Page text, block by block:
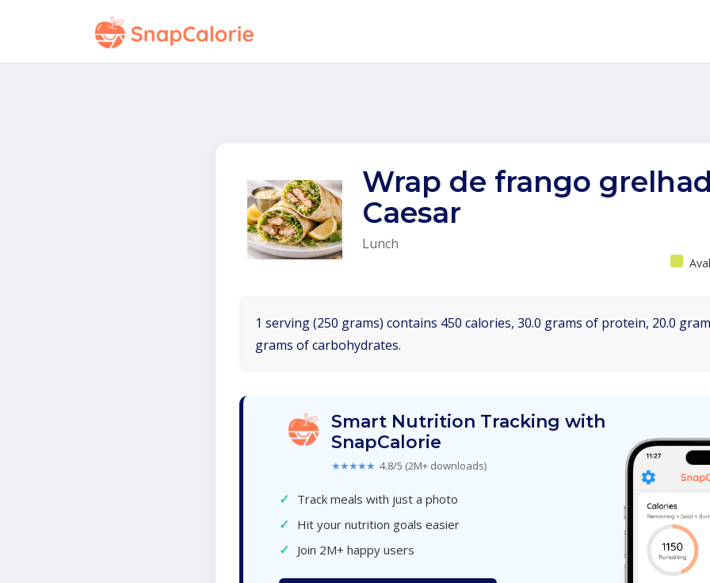
Wrap de frango
Caesar
Lunch
1 serving (250 grams) contains 450 calories, 30.0 grams of protein, 20.0
grams of carbohydrates.
Smart Nutrition Tracking with
SnapCalorie
★★★★★ 4.8/5 (2M+ downloads)
✓ Track meals with just a photo
✓ Hit your nutrition goals easier
✓ Join 2M+ happy users